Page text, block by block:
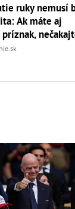
ruky nemusí
Ak máte aj